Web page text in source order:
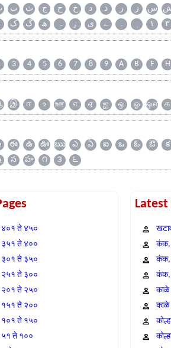
ت ث ج ح خ د ذ ر ز س
ک گ ھ ہ ۄ ی ے ۔ ۱ ۳
3 4 5 6 7 8 9 A B F H
இ ஈ உ ஊ எ ஏ ஐ ஒ ஓ ஔ க
ఈ ఉ ఊ ఋ ఎ ఏ ఐ ఒ ఓ ఔ క
స హ ౧ ౩ ౬
४०१ ते ४५०
३५१ ते ४००
३०१ ते ३५०
२५१ ते ३००
२०१ ते २५०
१५१ ते २००
१०१ ते १५०
५१ ते १००
Latest
कंक,
कंक,
कंक,
काळे
काळे